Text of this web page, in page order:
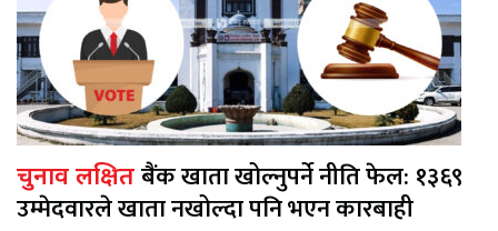
चुनाव लक्षित बैंक खाता खोल्नुपर्ने नीति फेल: १३६९
उम्मेदवारले खाता नखोल्दा पनि भएन कारबाही